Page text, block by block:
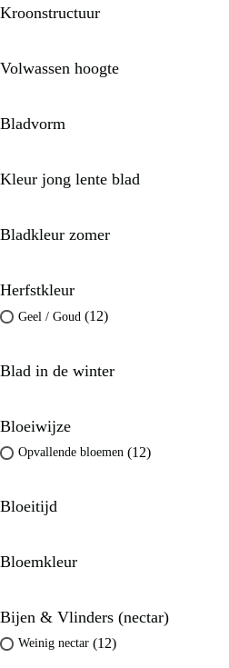
Kroonstructuur
Volwassen hoogte
Bladvorm
Kleur jong lente blad
Bladkleur zomer
Herfstkleur
Geel / Goud (12)
Blad in de winter
Bloeiwijze
Opvallende bloemen (12)
Bloeitijd
Bloemkleur
Bijen & Vlinders (nectar)
Weinig nectar (12)